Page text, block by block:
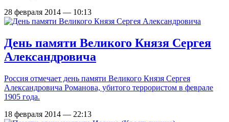
28 февраля 2014 — 10:13
День памяти Великого Князя Сергея
Александровича
Россия отмечает день памяти Великого Князя Сергея
Александровича Романова, убитого террористом в феврале
1905 года.
18 февраля 2014 — 22:13